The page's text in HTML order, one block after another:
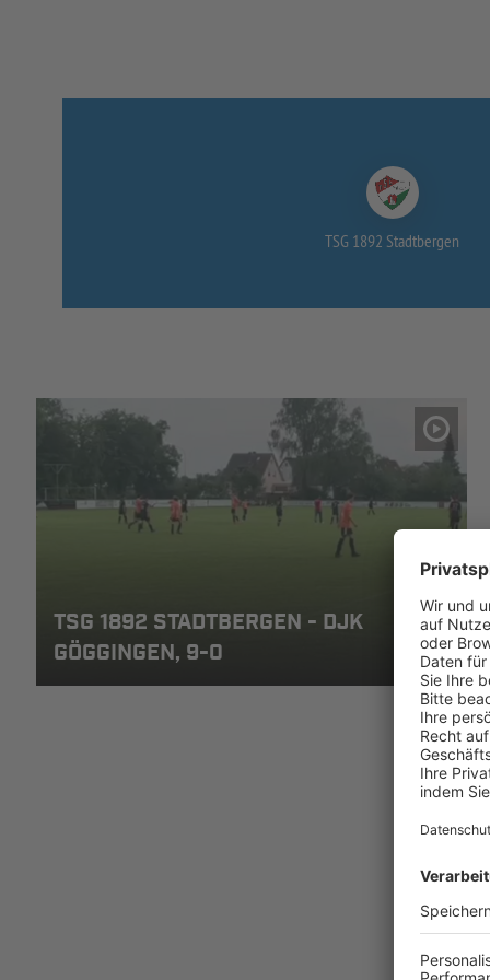
TSG 1892 Stadtbergen
TSG 1892 STADTBERGEN - DJK
GÖGGINGEN, 9-0